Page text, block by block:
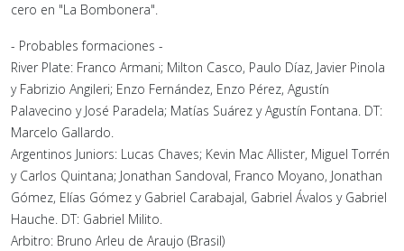
cero en "La Bombonera".
- Probables formaciones -
River Plate: Franco Armani; Milton Casco, Paulo Díaz, Javier Pinola
y Fabrizio Angileri; Enzo Fernández, Enzo Pérez, Agustín
Palavecino y José Paradela; Matías Suárez y Agustín Fontana. DT:
Marcelo Gallardo.
Argentinos Juniors: Lucas Chaves; Kevin Mac Allister, Miguel Torrén
y Carlos Quintana; Jonathan Sandoval, Franco Moyano, Jonathan
Gómez, Elías Gómez y Gabriel Carabajal, Gabriel Ávalos y Gabriel
Hauche. DT: Gabriel Milito.
Arbitro: Bruno Arleu de Araujo (Brasil)